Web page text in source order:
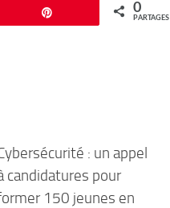
0
PARTAGES
: un appel
candidatures pour
150 jeunes en